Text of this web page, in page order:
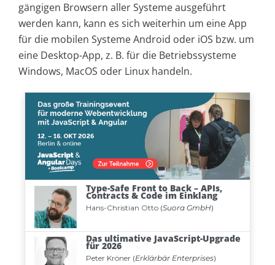
gängigen Browsern aller Systeme ausgeführt
werden kann, kann es sich weiterhin um eine App
für die mobilen Systeme Android oder iOS bzw. um
eine Desktop-App, z. B. für die Betriebssysteme
Windows, MacOS oder Linux handeln.